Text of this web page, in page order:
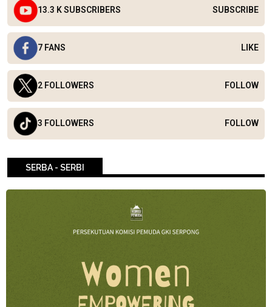
13.3 K SUBSCRIBERS SUBSCRIBE
7 FANS LIKE
2 FOLLOWERS FOLLOW
3 FOLLOWERS FOLLOW
SERBA - SERBI